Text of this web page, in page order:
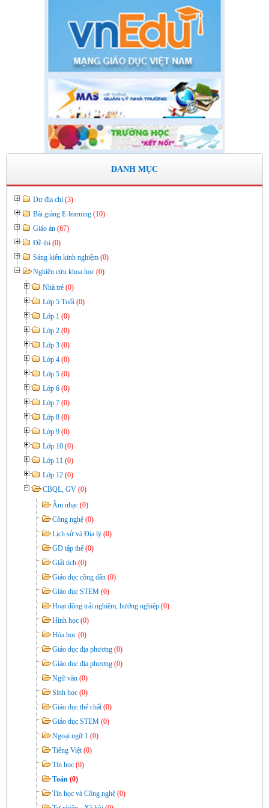
Thời gian đăng: 11/06/2020
lượt xem: 8577 | lượt tải:2798
Số: 03 /KH-THVY ngày 17/9�
KẾ HOẠCH CÔNG TÁC KIỂM TRA NỘI BỘ NĂM HỌC
2019– 2020
Thời gian đăng: 11/06/2020
lượt xem: 11757 | lượt tải:671
Số: 15 /QĐ-THVY ngày 10/9&#
QUYẾT ĐỊNH Về việc ban hành thực hiện Quy chế dân chủ
trong hoạt động của nhà trường
Thời gian đăng: 11/06/2020
DANH MỤC
Dư địa chí (3)
Bài giảng E-learning (10)
Giáo án (67)
Đề thi (0)
Sáng kiến kinh nghiệm (0)
Nghiên cứu khoa học (0)
Nhà trẻ (0)
Lớp 5 Tuổi (0)
Lớp 1 (0)
Lớp 2 (0)
Lớp 3 (0)
Lớp 4 (0)
Lớp 5 (0)
Lớp 6 (0)
Lớp 7 (0)
Lớp 8 (0)
Lớp 9 (0)
Lớp 10 (0)
Lớp 11 (0)
Lớp 12 (0)
CBQL, GV (0)
Âm nhạc (0)
Công nghệ (0)
Lịch sử và Địa lý (0)
GD tập thể(0)
Giải tích (0)
Giáo dục công dân (0)
Giáo dục STEM (0)
Hoạt động trải nghiệm, hướng nghiệp (0)
Hình học (0)
Hóa học (0)
Giáo dục địa phương (0)
Giáo dục địa phương (0)
Ngữ văn (0)
Sinh học (0)
Giáo dục thể chất (0)
Giáo dục STEM (0)
Ngoại ngữ 1 (0)
Tiếng Việt (0)
Tin học (0)
Toán (0)
Tin học và Công nghệ (0)